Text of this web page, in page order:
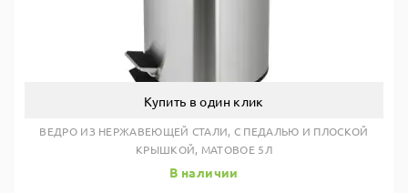
Купить в один клик
ВЕДРО ИЗ НЕРЖАВЕЮЩЕЙ СТАЛИ, С ПЕДАЛЬЮ И ПЛОСКОЙ
КРЫШКОЙ, МАТОВОЕ 5Л
В наличии